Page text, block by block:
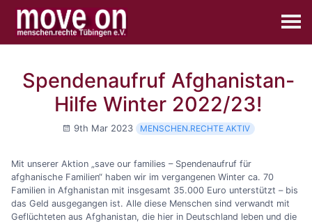
Spendenaufruf Afghanistan-
Hilfe Winter 2022/23!
9th Mar 2023 MENSCHEN.RECHTE AKTIV
Mit unserer Aktion „save our families – Spendenaufruf für
afghanische Familien“ haben wir im vergangenen Winter ca. 70
Familien in Afghanistan mit insgesamt 35.000 Euro unterstützt – bis
das Geld ausgegangen ist. Alle diese Menschen sind verwandt mit
Geflüchteten aus Afghanistan, die hier in Deutschland leben und die